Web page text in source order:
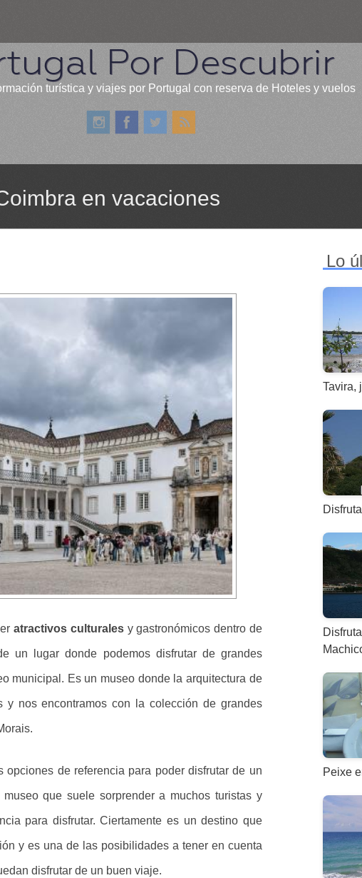
Por Descubrir
turística y viajes por Portugal con reserva de Hoteles y vuelos
en vacaciones
atractivos culturalesy gastronómicos dentro de
un lugar donde podemos disfrutar de grandes
municipal. Es un museo donde la arquitectura de
y nos encontramos con la colección de grandes
opciones de referencia para poder disfrutar de un
que suele sorprender a muchos turistas y
para disfrutar. Ciertamente es un destino que
y es una de las posibilidades a tener en cuenta
disfrutar de un buen viaje.
Lo
Tavira,
Peixe